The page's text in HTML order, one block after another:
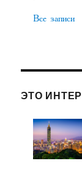
Все записи
ЭТО